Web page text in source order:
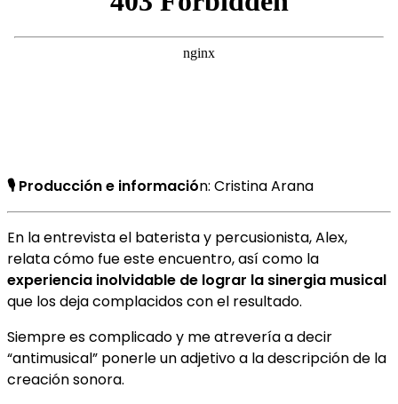
🎙 Producción e información: Cristina Arana
En la entrevista el baterista y percusionista, Alex,
relata cómo fue este encuentro, así como la
experiencia inolvidable de lograr la sinergia musical
que los deja complacidos con el resultado.
Siempre es complicado y me atrevería a decir
“antimusical” ponerle un adjetivo a la descripción de la
creación sonora.